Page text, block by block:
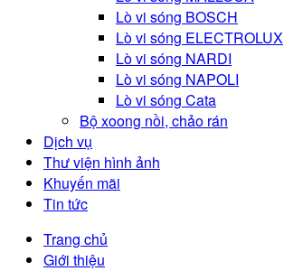
Lò vi sóng BOSCH
Lò vi sóng ELECTROLUX
Lò vi sóng NARDI
Lò vi sóng NAPOLI
Lò vi sóng Cata
Bộ xoong nồi, chảo rán
Dịch vụ
Thư viện hình ảnh
Khuyến mãi
Tin tức
Trang chủ
Giới thiệu